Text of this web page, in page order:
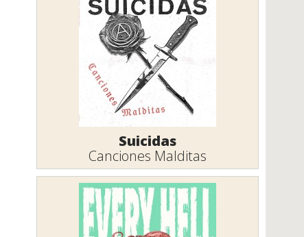
Suicidas
Canciones Malditas